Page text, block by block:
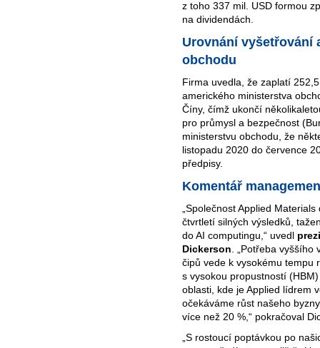
z toho 337 mil. USD formou
na dividendách.
Urovnání vyšetřování
obchodu
Firma uvedla, že zaplatí
amerického ministerstva
Číny, čímž ukončí
pro průmysl a bezpečnost
ministerstvu obchodu, že
listopadu 2020 do července
předpisy.
Komentář
„Společnost Applied
čtvrtletí silných výsledků,
do AI computingu,“ uvedl
Dickerson . „Potřeba
čipů vede k vysokému tempu
s vysokou propustností
oblasti, kde je Applied lídrem
očekáváme růst našeho
více než 20 %,“ pokračoval
„S rostoucí poptávkou po